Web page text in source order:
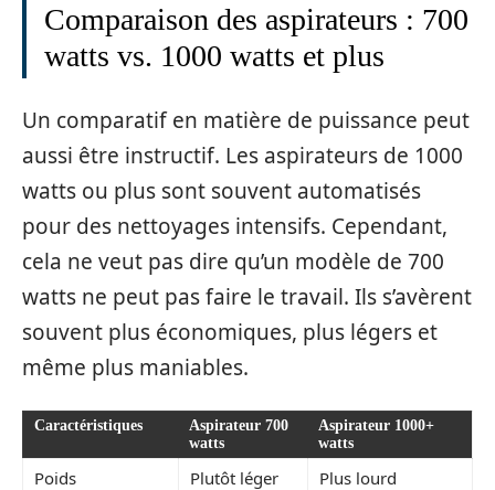
Comparaison des aspirateurs : 700
watts vs. 1000 watts et plus
Un comparatif en matière de puissance peut
aussi être instructif. Les aspirateurs de 1000
watts ou plus sont souvent automatisés
pour des nettoyages intensifs. Cependant,
cela ne veut pas dire qu’un modèle de 700
watts ne peut pas faire le travail. Ils s’avèrent
souvent plus économiques, plus légers et
même plus maniables.
Caractéristiques
Aspirateur 700
watts
Aspirateur 1000+
watts
Poids Plutôt léger
Plus lourd